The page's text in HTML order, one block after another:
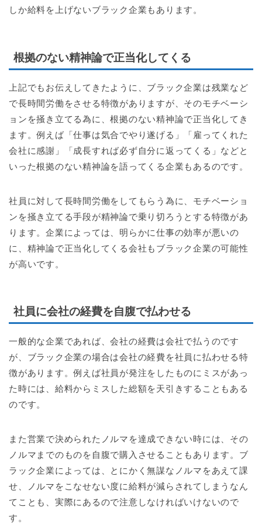
しか給料を上げないブラック企業もあります。
根拠のない精神論で正当化してくる
上記でもお伝えしてきたように、ブラック企業は残業など
で長時間労働をさせる特徴がありますが、そのモチベーシ
ョンを掻き立てる為に、根拠のない精神論で正当化してき
ます。例えば「仕事は気合でやり遂げる」「雇ってくれた
会社に感謝」「成長すれば必ず自分に返ってくる」などと
いった根拠のない精神論を語ってくる企業もあるのです。
社員に対して長時間労働をしてもらう為に、モチベーショ
ンを掻き立てる手段が精神論で乗り切ろうとする特徴があ
ります。企業によっては、明らかに仕事の効率が悪いの
に、精神論で正当化してくる会社もブラック企業の可能性
が高いです。
社員に会社の経費を自腹で払わせる
一般的な企業であれば、会社の経費は会社で払うのです
が、ブラック企業の場合は会社の経費を社員に払わせる特
徴があります。例えば社員が発注をしたものにミスがあっ
た時には、給料からミスした総額を天引きすることもある
のです。
また営業で決められたノルマを達成できない時には、その
ノルマまでのものを自腹で購入させることもあります。ブ
ラック企業によっては、とにかく無謀なノルマをあえて課
せ、ノルマをこなせない度に給料が減らされてしまうなん
てことも、実際にあるので注意しなければいけないので
す。